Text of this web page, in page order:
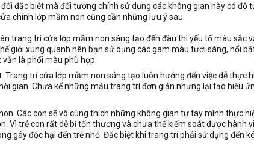
đặc biệt mà đối tượng chính sử dụng các không gian này có độ
chính lớp mầm non cũng cần những lưu ý sau:
trang trí cửa lớp mầm non sáng tạo đến đâu thì yếu tố màu sắc
giới xung quanh nên bạn sử dụng các gam màu tươi sáng, nổi
là phối màu phù hợp.
trí cửa lớp mầm non sáng tạo luôn hướng đến việc dễ thực
gian. Chưa kể những mẫu trang trí đơn giản nhưng lại tạo hiệu
Các con sẽ vô cùng thích những không gian tự tay mình thực
Vì trẻ con rất dễ bị tổn thương và chưa thể kiểm soát được hành
gây độc hại đến trẻ nhỏ. Đặc biệt khi trang trí phải sử dụng đến